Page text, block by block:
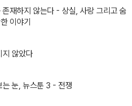
재하지 않는다 - 상실, 사랑 그리고 숨
이야기
지 않았다
눈, 뉴스툰 3 - 전쟁